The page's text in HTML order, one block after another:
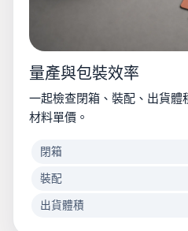
量產與包裝效率
一起檢查閉箱、裝配、出貨體
材料單價。
閉箱
裝配
出貨體積